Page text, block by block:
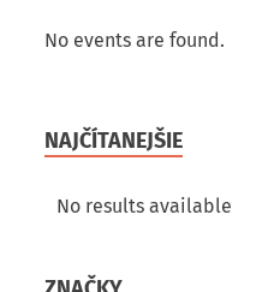
No events are found.
NAJČÍTANEJŠIE
No results available